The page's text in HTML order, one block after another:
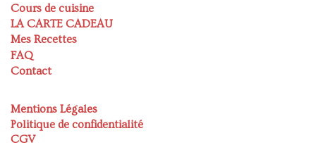
Cours de cuisine
LA CARTE CADEAU
Mes Recettes
FAQ
Contact
Mentions Légales
Politique de confidentialité
CGV